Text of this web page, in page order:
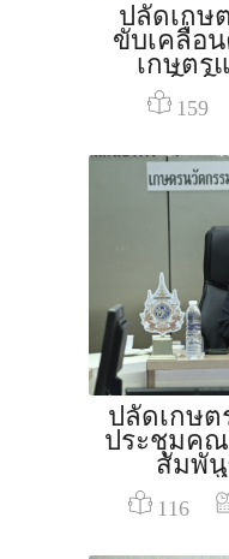
ปลัดเกษ
ขับเคลื่อ
เกษตร
เทคโน
159
ปลัดเกษต
ประชุมคณ
สัมพัน
ประเทศ
116